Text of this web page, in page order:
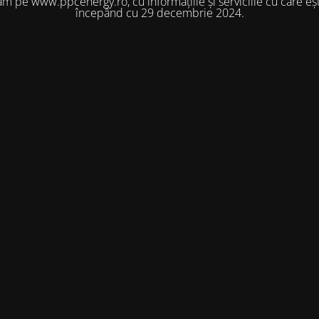
începând cu 29 decembrie 2024.